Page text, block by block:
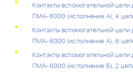
Контакты вспомогательной цепи
ПМА-6000 (исполнение А), 4
Контакты вспомогательной цепи
ПМА-6000 (исполнение А), 6
Контакты вспомогательной цепи
ПМА-6000 (исполнение Б), 2